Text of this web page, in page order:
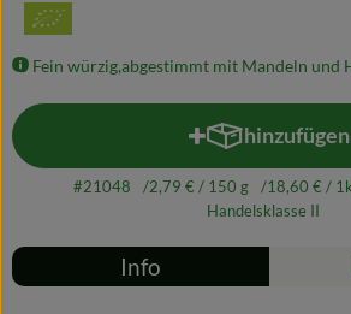
Über uns
Fein würzig,abgestimmt mit Mandeln und
hinzufügen
Produkt
#21048 2,79 €/ 150 g 18,60 €/
Handelsklasse II
Rezepte
Info